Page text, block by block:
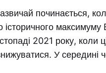
починається,
історичного
2021 року,
У